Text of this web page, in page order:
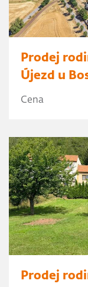
Prodej
Újezd u
Cena
Prodej